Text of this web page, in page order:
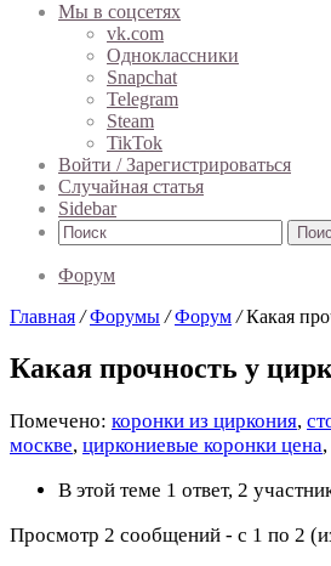
Мы в соцсетях
vk.com
Одноклассники
Snapchat
Telegram
Steam
TikTok
Войти / Зарегистрироваться
Случайная статья
Sidebar
Форум
Главная / Форумы / Форум / Какая
Какая прочность у
Помечено: коронки из циркония,
москве, циркониевые коронки цена,
В этой теме 1 ответ, 2
Просмотр 2 сообщений - с 1 по 2